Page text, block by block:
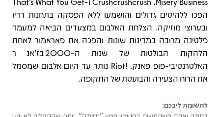
הפכו ללהיטים גדולים והושמעו ללא הפסקה בתחנות רדיו
ובערוצי מוזיקה. הצלחת האלבום במצעדים הביאה למעמד
פלטינה מרובה במדינות שונות והפכה את פאראמור לאחת
הלהקות הבולטות של שנות ה-2000 בז’אנר
האלטרנטיבי-פופ פאנק. !Riot נותר עד היום אלבום שמסמל
את הרוח הצעירה והבועטת של התקופה.
לתשומת ליבכם: